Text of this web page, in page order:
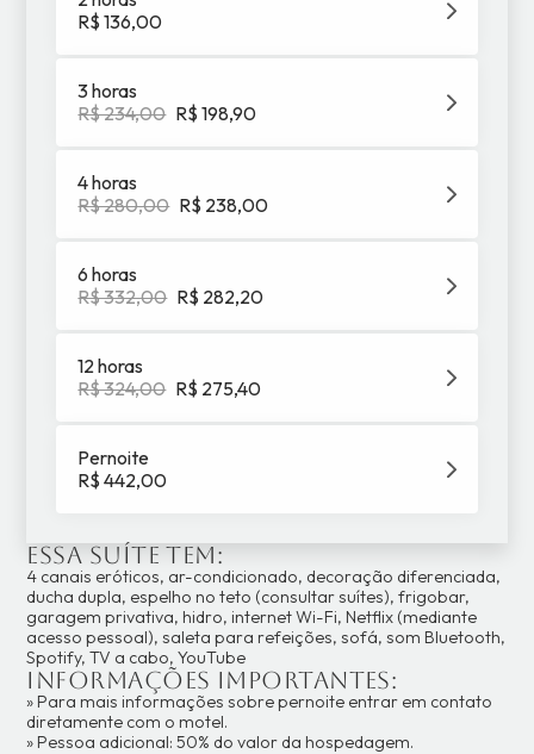
R$ 136,00
3 horas
R$ 234,00 R$ 198,90
4 horas
R$ 280,00 R$ 238,00
6 horas
R$ 332,00 R$ 282,20
12 horas
R$ 324,00 R$ 275,40
Pernoite
R$ 442,00
Essa suíte tem:
4 canais eróticos, ar-condicionado, decoração diferenciada,
ducha dupla, espelho no teto (consultar suítes), frigobar,
garagem privativa, hidro, internet Wi-Fi, Netflix (mediante
acesso pessoal), saleta para refeições, sofá, som Bluetooth,
Spotify, TV a cabo, YouTube
Informações importantes:
» Para mais informações sobre pernoite entrar em contato
diretamente com o motel.
» Pessoa adicional: 50% do valor da hospedagem.